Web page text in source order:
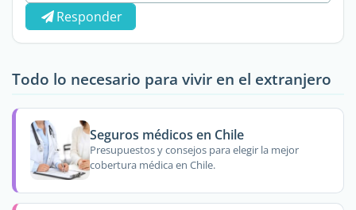
Responder
Todo lo necesario para vivir en el extranjero
Seguros médicos en Chile
Presupuestos y consejos para elegir la mejor
cobertura médica en Chile.